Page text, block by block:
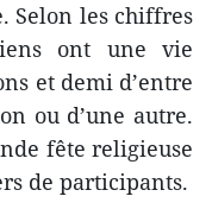
Selon les chiffres
ont une vie
et demi d’entre
ou d’une autre.
fête religieuse
de participants.